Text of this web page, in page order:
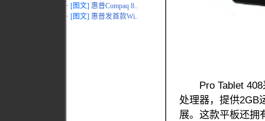
· [图文] 惠普Compaq 8..
· [图文] 惠普发首款Wi..
Pro Tablet 408
处理器，提供2GB
展。这款平板还拥